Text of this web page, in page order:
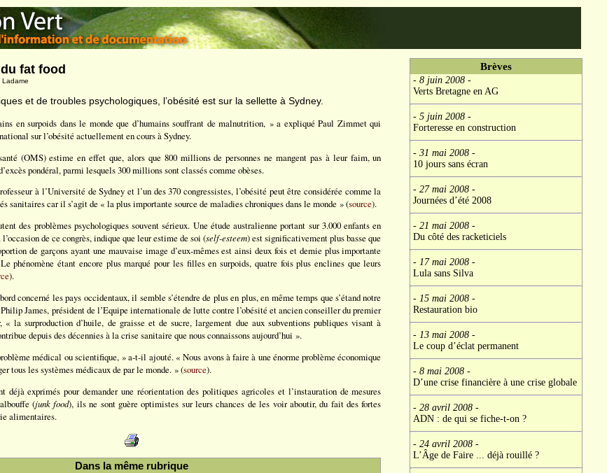
fat food
Ladame
et de troubles psychologiques, l’obésité est sur la sellette à Sydney.
en surpoids dans le monde que d’humains souffrant de malnutrition, » a expliqué Paul Zimmet qui
sur l’obésité actuellement en cours à Sydney.
(OMS) estime en effet que, alors que 800 millions de personnes ne mangent pas à leur faim, un
pondéral, parmi lesquels 300 millions sont classés comme obèses.
à l’Université de Sydney et l’un des 370 congressistes, l’obésité peut être considérée comme la
sanitaires car il s’agit de « la plus importante source de maladies chroniques dans le monde » (source).
des problèmes psychologiques souvent sérieux. Une étude australienne portant sur 3.000 enfants en
de ce congrès, indique que leur estime de soi (self-esteem) est significativement plus basse que
de garçons ayant une mauvaise image d’eux-mêmes est ainsi deux fois et demie plus importante
phénomène étant encore plus marqué pour les filles en surpoids, quatre fois plus enclines que leurs
).
concerné les pays occidentaux, il semble s’étendre de plus en plus, en même temps que s’étand notre
James, président de l’Equipe internationale de lutte contre l’obésité et ancien conseiller du premier
la surproduction d’huile, de graisse et de sucre, largement due aux subventions publiques visant à
depuis des décennies à la crise sanitaire que nous connaissons aujourd’hui ».
médical ou scientifique, » a-t-il ajouté. « Nous avons à faire à une énorme problème économique
tous les systèmes médicaux de par le monde. » (source).
déjà exprimés pour demander une réorientation des politiques agricoles et l’instauration de mesures
(junk food), ils ne sont guère optimistes sur leurs chances de les voir aboutir, du fait des fortes
alimentaires.
Dans la même rubrique
Brèves
- 8 juin 2008-
Verts Bretagne en AG
- 5 juin 2008-
Forteresse en construction
- 31 mai 2008-
10 jours sans écran
- 27 mai 2008-
Journées d’été 2008
- 21 mai 2008-
Du côté des racketiciels
- 17 mai 2008-
Lula sans Silva
- 15 mai 2008-
Restauration bio
- 13 mai 2008-
Le coup d’éclat permanent
- 8 mai 2008-
D’une crise financière à une crise globale
- 28 avril 2008-
ADN : de qui se fiche-t-on ?
- 24 avril 2008-
L’Âge de Faire ... déjà rouillé ?